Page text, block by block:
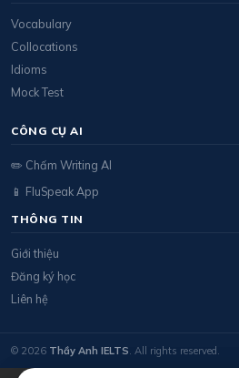
Vocabulary
Collocations
Idioms
Mock Test
CÔNG CỤ AI
✏️ Chấm Writing AI
📱 FluSpeak App
THÔNG TIN
Giới thiệu
Đăng ký học
Liên hệ
© 2026 Thầy Anh IELTS. All rights reserved.